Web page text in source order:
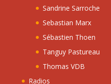
Sandrine Sarroche
Sebastian Marx
Sébastien Thoen
Tanguy Pastureau
Thomas VDB
Radios